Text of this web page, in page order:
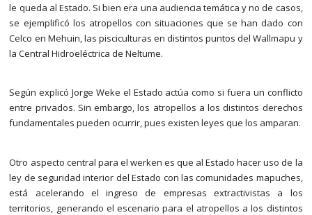
le queda al Estado. Si bien era una audiencia temática y no de casos,
se ejemplificó los atropellos con situaciones que se han dado con
Celco en Mehuin, las pisciculturas en distintos puntos del Wallmapu y
la Central Hidroeléctrica de Neltume.
Según explicó Jorge Weke el Estado actúa como si fuera un conflicto
entre privados. Sin embargo, los atropellos a los distintos derechos
fundamentales pueden ocurrir, pues existen leyes que los amparan.
Otro aspecto central para el werken es que al Estado hacer uso de la
ley de seguridad interior del Estado con las comunidades mapuches,
está acelerando el ingreso de empresas extractivistas a los
territorios, generando el escenario para el atropellos a los distintos